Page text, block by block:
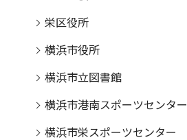
栄区役所
横浜市役所
横浜市立図書館
横浜市港南スポーツセンター
横浜市栄スポーツセンター